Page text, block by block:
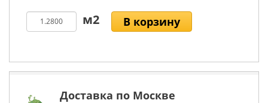
В корзину
Доставка по Москве